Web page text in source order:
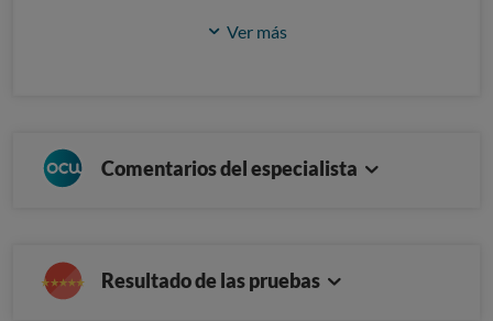
Ver más
Comentarios del especialista
Resultado de las pruebas